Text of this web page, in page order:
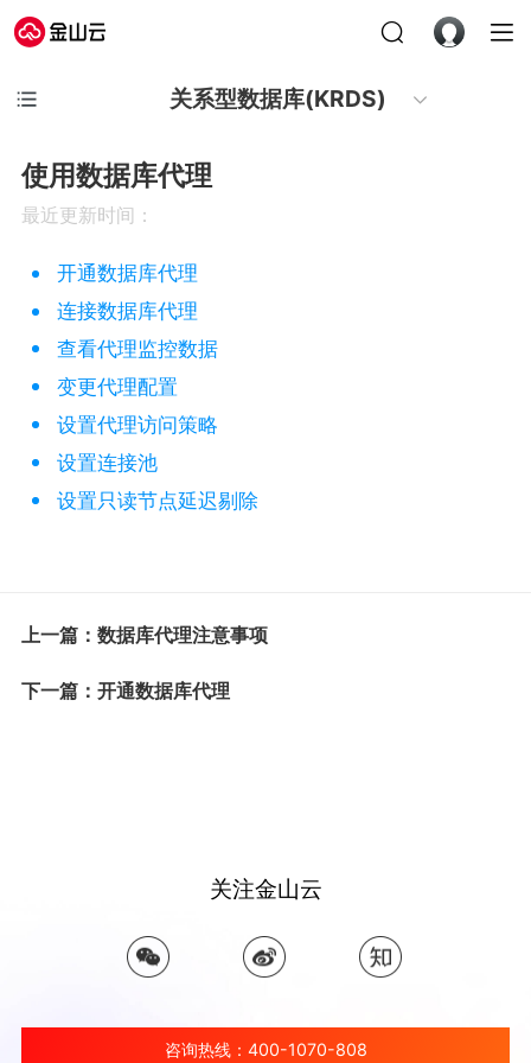
关系型数据库(KRDS)
使用数据库代理
最近更新时间：
开通数据库代理
连接数据库代理
查看代理监控数据
变更代理配置
设置代理访问策略
设置连接池
设置只读节点延迟剔除
上一篇：数据库代理注意事项
下一篇：开通数据库代理
关注金山云
咨询热线：400-1070-808